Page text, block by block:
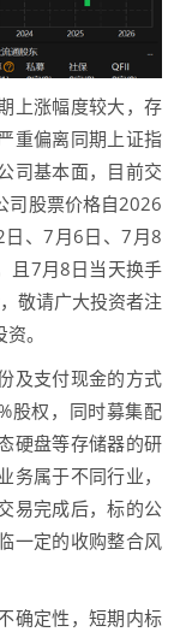
涨幅度较大，存
重偏离同期上证指
司基本面，目前交
司股票价格自2026
、7月6日、7月8
且7月8日当天换手
敬请广大投资者注
。
支付现金的方式
股权，同时募集配
硬盘等存储器的研
属于不同行业，
易完成后，标的公
一定的收购整合风
定性，短期内标